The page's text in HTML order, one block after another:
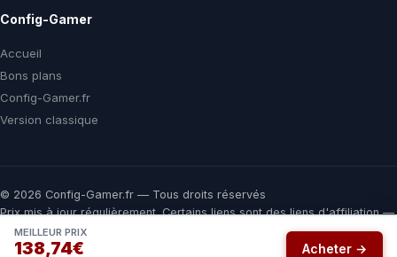
MEILLEUR PRIX
138,74€ Acheter →
Config-Gamer
Accueil
Bons plans
Config-Gamer.fr
Version classique
© 2026 Config-Gamer.fr — Tous droits réservés
Prix mis à jour régulièrement. Certains liens sont des liens d'affiliation —
vous payez le même prix chez le marchand, une commission nous aide
à financer ce comparateur gratuit.